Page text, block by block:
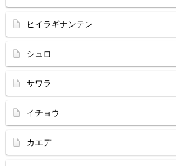
ヒイラギナンテン
シュロ
サワラ
イチョウ
カエデ